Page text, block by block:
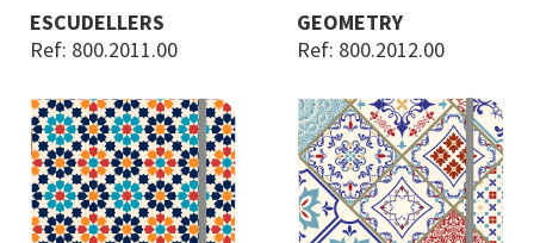
ESCUDELLERS
Ref: 800.2011.00
GEOMETRY
Ref: 800.2012.00